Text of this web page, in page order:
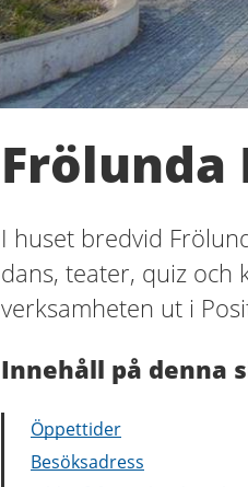
I huset bredvid
dans, teater, quiz och
verksamheten ut i
Innehåll på denna
Öppettider
Besöksadress